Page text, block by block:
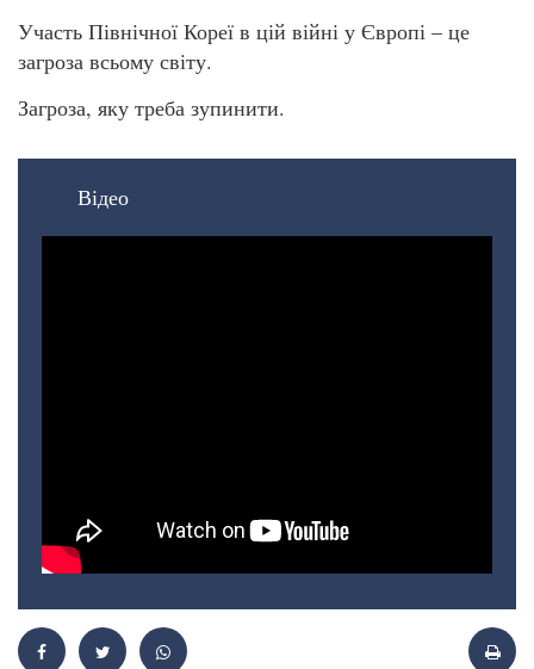
Участь Північної Кореї в цій війні у Європі – це
загроза всьому світу.
Загроза, яку треба зупинити.
Відео